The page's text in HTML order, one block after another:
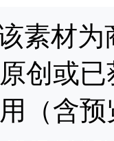
素材
创或
（含